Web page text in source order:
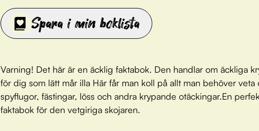
Spara i min boklista
Varning! Det här är en äcklig faktabok. Den handlar om äckliga
för dig som lätt mår illa Här får man koll på allt man behöver veta
spyflugor, fästingar, löss och andra krypande otäckingar.En
faktabok för den vetgiriga skojaren.